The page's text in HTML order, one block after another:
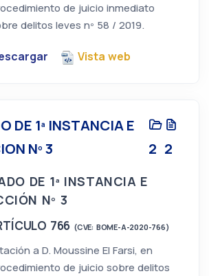
de juicio inmediato
delitos leves nº 58 / 2019.
Vista web
DE 1ª INSTANCIA E
Nº 3
2 2
DE 1ª INSTANCIA E
Nº 3
766 (CVE: BOME-A-2020-766)
a D. Moussine El Farsi, en
de juicio sobre delitos